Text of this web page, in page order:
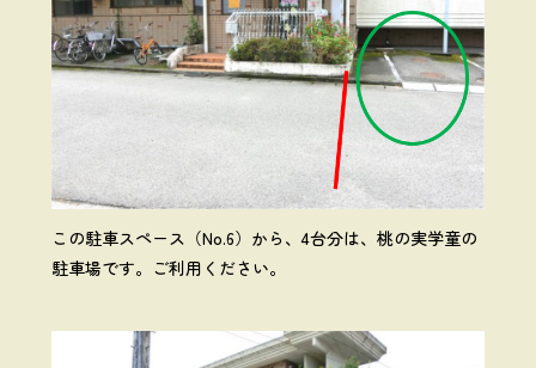
この駐車スペース（No.6）から、4台分は、桃の実学童の
駐車場です。ご利用ください。